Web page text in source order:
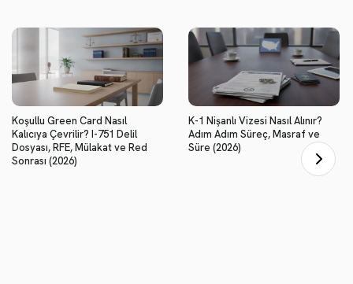
Koşullu Green Card Nasıl
Kalıcıya Çevrilir? I-751 Delil
Dosyası, RFE, Mülakat ve Red
Sonrası (2026)
K-1 Nişanlı Vizesi Nasıl Alınır?
Adım Adım Süreç, Masraf ve
Süre (2026)